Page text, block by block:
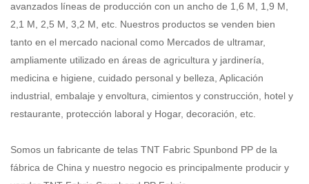
avanzados líneas de producción con un ancho de 1,6 M, 1,9 M,
2,1 M, 2,5 M, 3,2 M, etc. Nuestros productos se venden bien
tanto en el mercado nacional como Mercados de ultramar,
ampliamente utilizado en áreas de agricultura y jardinería,
medicina e higiene, cuidado personal y belleza, Aplicación
industrial, embalaje y envoltura, cimientos y construcción, hotel y
restaurante, protección laboral y Hogar, decoración, etc.
Somos un fabricante de telas TNT Fabric Spunbond PP de la
fábrica de China y nuestro negocio es principalmente producir y